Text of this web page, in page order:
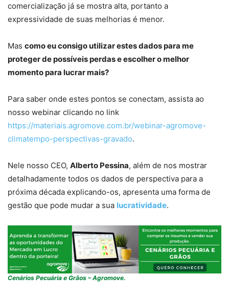
comercialização já se mostra alta, portanto a
expressividade de suas melhorias é menor.
Mas como eu consigo utilizar estes dados para me
proteger de possíveis perdas e escolher o melhor
momento para lucrar mais?
Para saber onde estes pontos se conectam, assista ao
nosso webinar clicando no link
https://materiais.agromove.com.br/webinar-agromove-
climatempo-perspectivas-gravado.
Nele nosso CEO, Alberto Pessina, além de nos mostrar
detalhadamente todos os dados de perspectiva para a
próxima década explicando-os, apresenta uma forma de
gestão que pode mudar a sua lucratividade.
Cenários Pecuária e Grãos – Agromove.